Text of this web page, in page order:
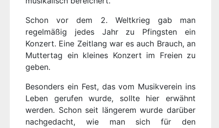
Schon vor dem 2. Weltkrieg gab man
regelmäßig jedes Jahr zu Pfingsten ein
Konzert. Eine Zeitlang war es auch Brauch, an
Muttertag ein kleines Konzert im Freien zu
geben.
Besonders ein Fest, das vom Musikverein ins
Leben gerufen wurde, sollte hier erwähnt
werden. Schon seit längerem wurde darüber
nachgedacht, wie man sich für den